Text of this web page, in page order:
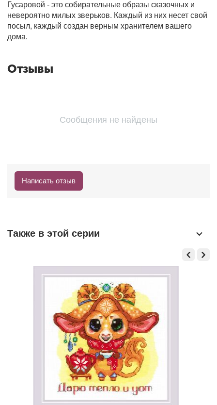
Гусаровой - это собирательные образы сказочных и
невероятно милых зверьков. Каждый из них несет свой
посыл, каждый создан верным хранителем вашего
дома.
Отзывы
Сообщения не найдены
Написать отзыв
Также в этой серии